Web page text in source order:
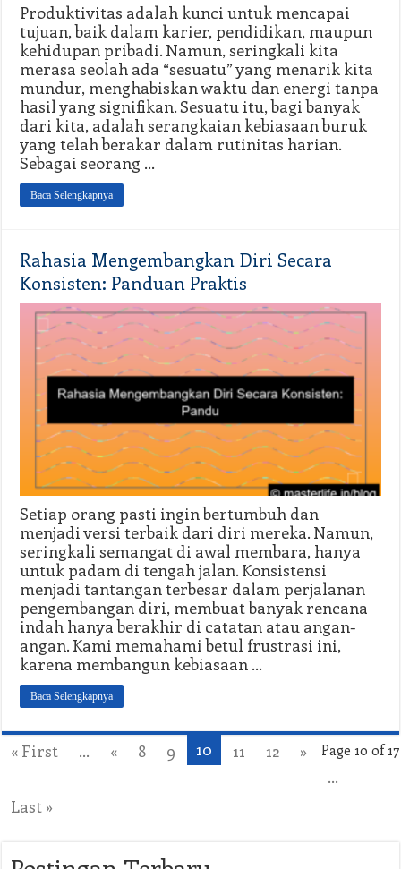
Produktivitas adalah kunci untuk mencapai
tujuan, baik dalam karier, pendidikan, maupun
kehidupan pribadi. Namun, seringkali kita
merasa seolah ada “sesuatu” yang menarik kita
mundur, menghabiskan waktu dan energi tanpa
hasil yang signifikan. Sesuatu itu, bagi banyak
dari kita, adalah serangkaian kebiasaan buruk
yang telah berakar dalam rutinitas harian.
Sebagai seorang …
Baca Selengkapnya
Rahasia Mengembangkan Diri Secara
Konsisten: Panduan Praktis
Setiap orang pasti ingin bertumbuh dan
menjadi versi terbaik dari diri mereka. Namun,
seringkali semangat di awal membara, hanya
untuk padam di tengah jalan. Konsistensi
menjadi tantangan terbesar dalam perjalanan
pengembangan diri, membuat banyak rencana
indah hanya berakhir di catatan atau angan-
angan. Kami memahami betul frustrasi ini,
karena membangun kebiasaan …
Baca Selengkapnya
Page 10 of 17
« First ... « 8 9 10 11 12
»
...
Last »